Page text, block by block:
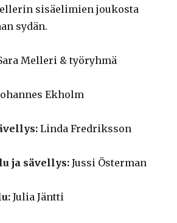
sisäelimien joukosta
sydän.
Melleri & työryhmä
Ekholm
Linda Fredriksson
ja sävellys:Jussi Österman
Julia Jäntti